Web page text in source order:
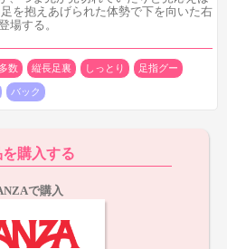
を抱えあげられた体勢で下を向いた右
場する。
数 縦長足裏 しっとり 足指グー
バック
購入する
で購入